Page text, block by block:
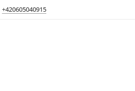
+420605040915